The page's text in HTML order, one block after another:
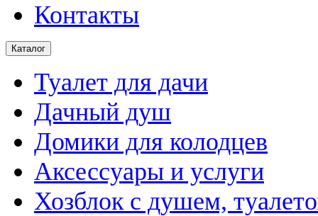
Контакты
Каталог
Туалет для дачи
Дачный душ
Домики для колодцев
Аксессуары и услуги
Хозблок с душем,